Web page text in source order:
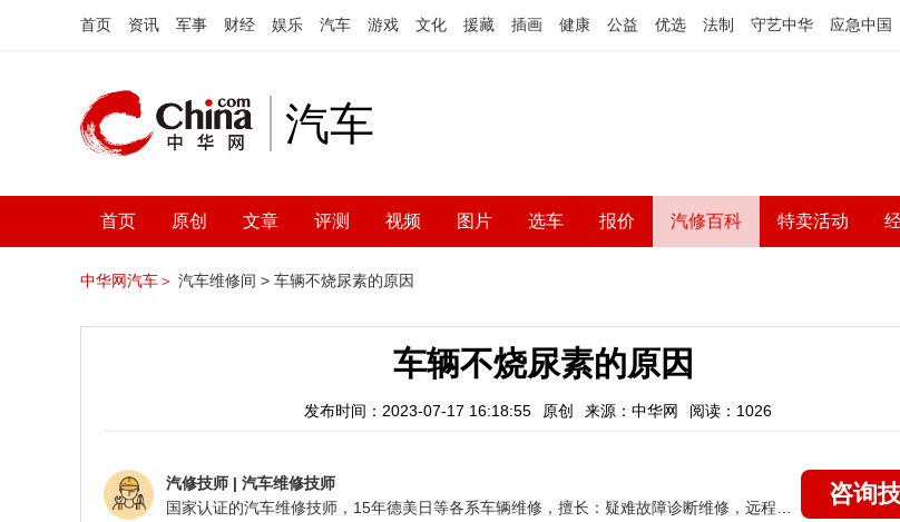
首页 资讯 军事 财经 娱乐 汽车 游戏 文化 援藏 插画 健康 公益 优选 法制 守艺中华 应急中国
汽车
首页 原创 文章 评测 视频 图片 选车 报价 汽修百科 特卖活动
中华网汽车＞ 汽车维修间 > 车辆不烧尿素的原因
车辆不烧尿素的原因
发布时间：2023-07-17 16:18:55 原创 来源：中华网 阅读：1026
汽修技师 | 汽车维修技师
咨询